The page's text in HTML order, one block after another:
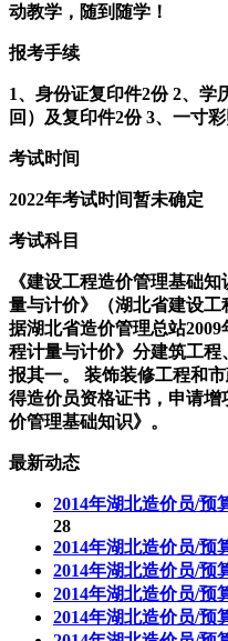
动教学，随到随学！
报考手续
1、身份证复印件2份 2、学
回）及复印件2份 3、一寸
考试时间
2022年考试时间暂未确定
考试科目
《建设工程造价管理基础
量与计价》（湖北省建设
据湖北省造价管理总站
程计量与计价》分建筑工
报其一。 装饰装修工程和
得造价员资格证书，申请
价管理基础知识》。
最新动态
2014年湖北造价员/预
28
2014年湖北造价员/预
2014年湖北造价员/预
2014年湖北造价员/预
2014年湖北造价员/预